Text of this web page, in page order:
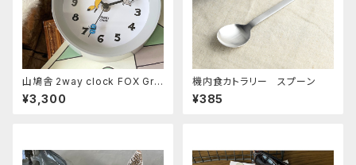
山鳩舎 2way clock FOX Gra
y
¥3,300
機内食カトラリー スプーン
¥385